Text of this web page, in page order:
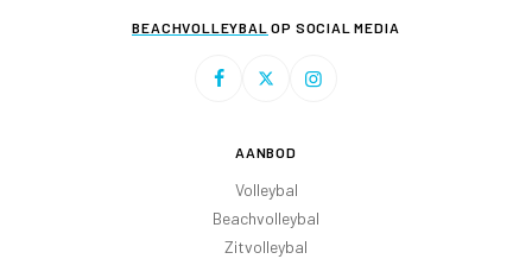
BEACHVOLLEYBAL OP SOCIAL MEDIA
AANBOD
Volleybal
Beachvolleybal
Zitvolleybal